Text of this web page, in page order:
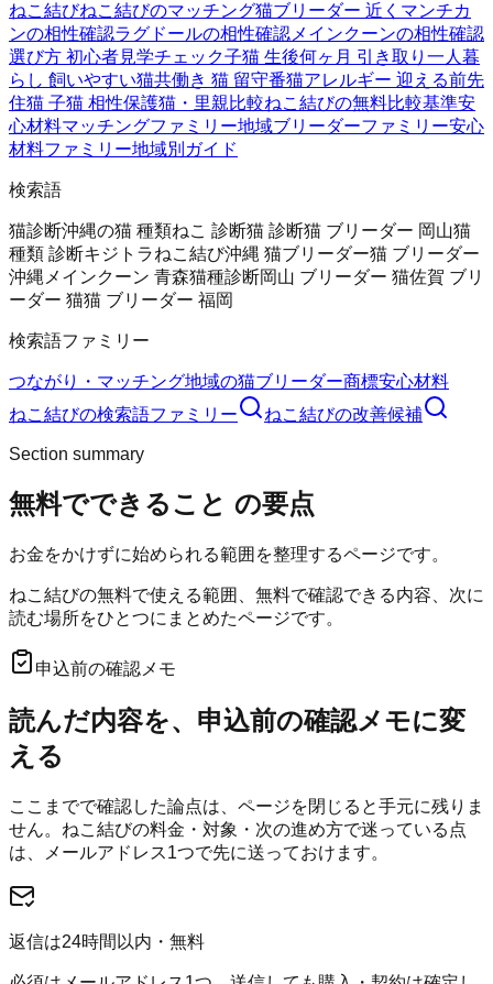
ねこ結びねこ結びのマッチング猫ブリーダー 近く マンチカ
ンの相性確認ラグドールの相性確認 メインクーンの相性確認
選び方 初心者見学チェック子猫 生後何ヶ月 引き取り 一人暮
らし 飼いやすい猫共働き 猫 留守番猫アレルギー 迎える前先
住猫 子猫 相性保護猫・里親比較ねこ結びの無料比較基準安
心材料マッチングファミリー地域ブリーダーファミリー安心
材料ファミリー地域別ガイド
検索語
猫診断沖縄の猫 種類ねこ 診断猫 診断猫 ブリーダー 岡山猫
種類 診断キジトラねこ結び沖縄 猫ブリーダー猫 ブリーダー
沖縄 メインクーン 青森猫種診断岡山 ブリーダー 猫佐賀 ブリ
ーダー 猫猫 ブリーダー 福岡
検索語ファミリー
つながり・マッチング地域の猫ブリーダー商標安心材料
ねこ結びの検索語ファミリー ねこ結びの改善候補
Section summary
無料でできること の要点
お金をかけずに始められる範囲を整理するページです。
ねこ結びの無料で使える範囲、無料で確認できる内容、次に
読む場所をひとつにまとめたページです。
申込前の確認メモ
読んだ内容を、申込前の確認メモに変
える
ここまでで確認した論点は、ページを閉じると手元に残りま
せん。 ねこ結びの料金・対象・次の進め方で迷っている点
は、メールアドレス1つで先に送っておけます。
返信は24時間以内・無料